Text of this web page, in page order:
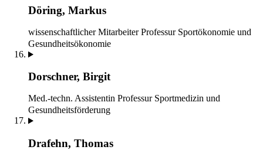
Döring, Markus
wissenschaftlicher Mitarbeiter Professur Sportökonomie und
Gesundheitsökonomie
Dorschner, Birgit
Med.-techn. Assistentin Professur Sportmedizin und
Gesundheitsförderung
Drafehn, Thomas